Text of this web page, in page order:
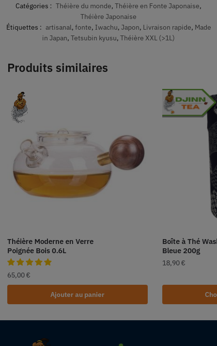
Catégories : Théière du monde, Théière en Fonte Japonaise,
Théière Japonaise
Étiquettes : artisanal, fonte, Iwachu, Japon, Livraison rapide, Made
in Japan, Tetsubin kyusu, Théière XXL (>1L)
Produits similaires
Théière Moderne en Verre
Poignée Bois 0.6L
65,00 €
Ajouter au panier
Boîte à Thé
Bleue 200g
18,90 €